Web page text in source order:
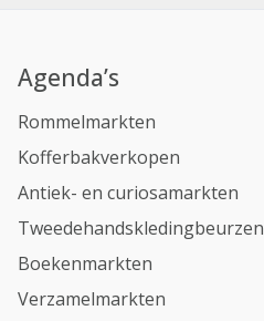
Agenda’s
Rommelmarkten
Kofferbakverkopen
Antiek- en curiosamarkten
Tweedehandskledingbeurzen
Boekenmarkten
Verzamelmarkten